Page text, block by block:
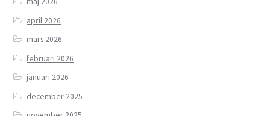
april 2026
mars 2026
februari 2026
januari 2026
december 2025